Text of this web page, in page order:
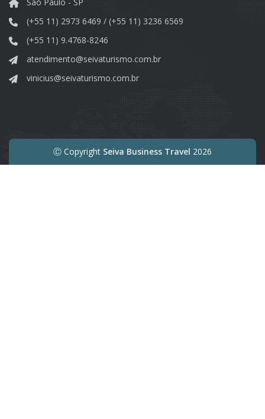
(+55 11) 2973 6469 / (+55 11) 3236 6569
(+55 11) 9.4768-8246
atendimento@seivaturismo.com.br
vinicius@seivaturismo.com.br
Ⓒ Copyright Seiva Business Travel 2026